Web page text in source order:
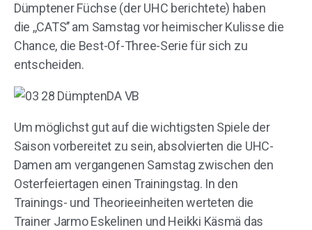
Dümptener Füchse (der UHC berichtete) haben
die ,,CATS’’ am Samstag vor heimischer Kulisse die
Chance, die Best-Of-Three-Serie für sich zu
entscheiden.
Um möglichst gut auf die wichtigsten Spiele der
Saison vorbereitet zu sein, absolvierten die UHC-
Damen am vergangenen Samstag zwischen den
Osterfeiertagen einen Trainingstag. In den
Trainings- und Theorieeinheiten werteten die
Trainer Jarmo Eskelinen und Heikki Käsmä das